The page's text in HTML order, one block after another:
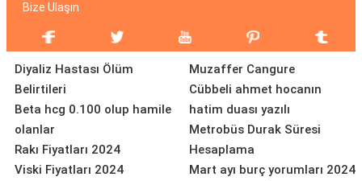
Bize Ulaşın
Diyaliz Hastası Ölüm
Belirtileri
Beta hcg 0.100 olup hamile
olanlar
Rakı Fiyatları 2024
Viski Fiyatları 2024
Muzaffer Cangure
Cübbeli ahmet hocanın
hatim duası yazılı
Metrobüs Durak Süresi
Hesaplama
Mart ayı burç yorumları 2024